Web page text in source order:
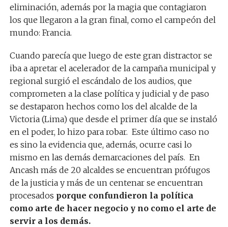
eliminación, además por la magia que contagiaron
los que llegaron a la gran final, como el campeón del
mundo: Francia.
Cuando parecía que luego de este gran distractor se
iba a apretar el acelerador de la campaña municipal y
regional surgió el escándalo de los audios, que
comprometen a la clase política y judicial y de paso
se destaparon hechos como los del alcalde de la
Victoria (Lima) que desde el primer día que se instaló
en el poder, lo hizo para robar. Este último caso no
es sino la evidencia que, además, ocurre casi lo
mismo en las demás demarcaciones del país. En
Ancash más de 20 alcaldes se encuentran prófugos
de la justicia y más de un centenar se encuentran
procesados porque confundieron la política
como arte de hacer negocio y no como el arte de
servir a los demás.